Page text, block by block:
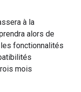
à la
alors de
fonctionnalités
mois